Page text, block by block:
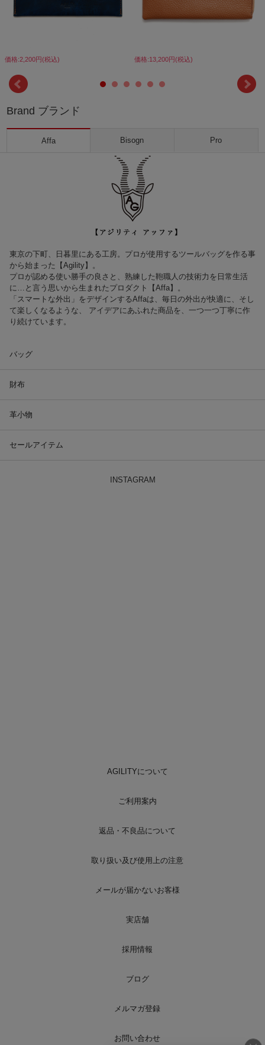
価格:2,200円(税込) 価格:13,200円(税込)
Brand ブランド
Affa Bisogn Pro
東京の下町、日暮里にある工房。プロが使用するツールバッグを作る事
から始まった【Agility】。
プロが認める使い勝手の良さと、熟練した鞄職人の技術力を日常生活
に…と言う思いから生まれたプロダクト【Affa】。
「スマートな外出」をデザインするAffaは、毎日の外出が快適に、そし
て楽しくなるような、 アイデアにあふれた商品を、一つ一つ丁寧に作
り続けています。
バッグ
財布
革小物
セールアイテム
INSTAGRAM
AGILITYについて
ご利用案内
返品・不良品について
取り扱い及び使用上の注意
メールが届かないお客様
実店舗
採用情報
ブログ
メルマガ登録
お問い合わせ